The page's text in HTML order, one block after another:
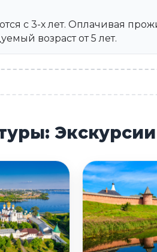
c 3-х лет. Оплачивая
возраст от 5 лет.